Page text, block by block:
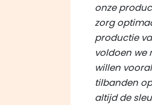
onze
zorg
productie
voldoen we
willen
tilbanden
altijd de